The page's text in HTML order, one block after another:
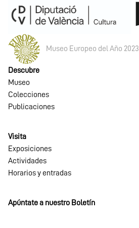
Museo Europeo del Año 2023
Descubre
Museo
Colecciones
Publicaciones
Visita
Exposiciones
Actividades
Horarios y entradas
Apúntate a nuestro Boletín